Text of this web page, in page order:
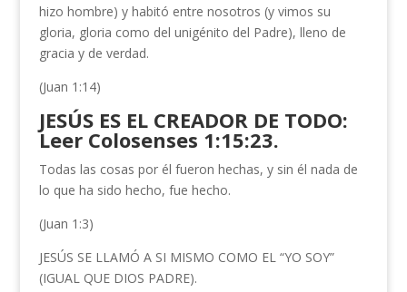
hizo hombre) y habitó entre nosotros (y vimos su
gloria, gloria como del unigénito del Padre), lleno de
gracia y de verdad.
(Juan 1:14)
JESÚS ES EL CREADOR DE TODO:
Leer Colosenses 1:15:23.
Todas las cosas por él fueron hechas, y sin él nada de
lo que ha sido hecho, fue hecho.
(Juan 1:3)
JESÚS SE LLAMÓ A SI MISMO COMO EL “YO SOY”
(IGUAL QUE DIOS PADRE).